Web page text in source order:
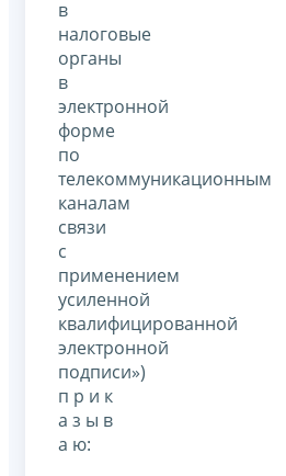
в
налоговые
органы
в
электронной
форме
по
телекоммуникационным
каналам
связи
с
применением
усиленной
квалифицированной
электронной
подписи»)
п р и к
а з ы в
а ю: